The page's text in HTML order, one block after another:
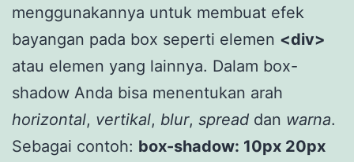
menggunakannya untuk membuat efek
bayangan pada box seperti elemen <div>
atau elemen yang lainnya. Dalam box-
shadow Anda bisa menentukan arah
horizontal, vertikal, blur, spread dan warna.
Sebagai contoh: box-shadow: 10px 20px